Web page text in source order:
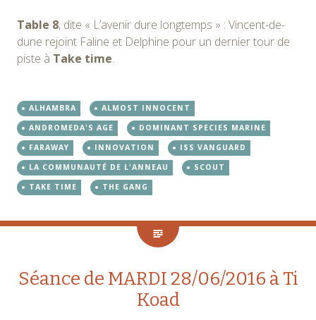
Table 8, dite « L’avenir dure longtemps » : Vincent-de-
dune rejoint Faline et Delphine pour un dernier tour de
piste à Take time.
ALHAMBRA
ALMOST INNOCENT
ANDROMEDA'S AGE
DOMINANT SPECIES MARINE
FARAWAY
INNOVATION
ISS VANGUARD
LA COMMUNAUTÉ DE L'ANNEAU
SCOUT
TAKE TIME
THE GANG
Séance de MARDI 28/06/2016 à Ti
Koad